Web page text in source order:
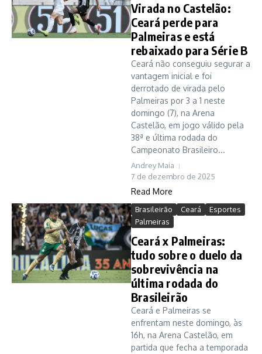
Virada no Castelão:
Ceará perde para
Palmeiras e está
rebaixado para Série B
Ceará não conseguiu segurar a
vantagem inicial e foi
derrotado de virada pelo
Palmeiras por 3 a 1 neste
domingo (7), na Arena
Castelão, em jogo válido pela
38ª e última rodada do
Campeonato Brasileiro...
Andrey Maia
7 de dezembro de 2025
Read More
Brasileirão Ceará
Esportes
Palmeiras
Ceará x Palmeiras:
tudo sobre o duelo da
sobrevivência na
última rodada do
Brasileirão
Ceará e Palmeiras se
enfrentam neste domingo, às
16h, na Arena Castelão, em
partida que fecha a temporada